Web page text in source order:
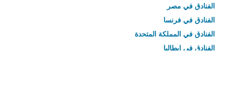
الفنادق في مصر
الفنادق في فرنسا
الفنادق في المملكة المتحدة
الفنادق في إيطاليا